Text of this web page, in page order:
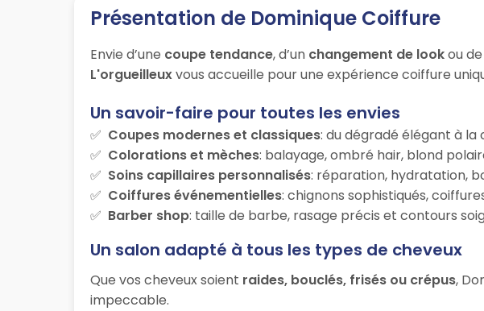
Présentation de Dominique Coiffure
Envie d’une coupe tendance, d’un changement de lookou de
L'orgueilleuxvous accueille pour une expérience coiffure
Un savoir-faire pour toutes les envies
Coupes modernes et classiques: du dégradé élégant à
Colorations et mèches: balayage, ombré hair, blond
Soins capillaires personnalisés: réparation, hydratation,
Coiffures événementielles: chignons sophistiqués,
Barber shop: taille de barbe, rasage précis et contours
Un salon adapté à tous les types de cheveux
Que vos cheveux soient raides, bouclés, frisés ou crépus,
impeccable.